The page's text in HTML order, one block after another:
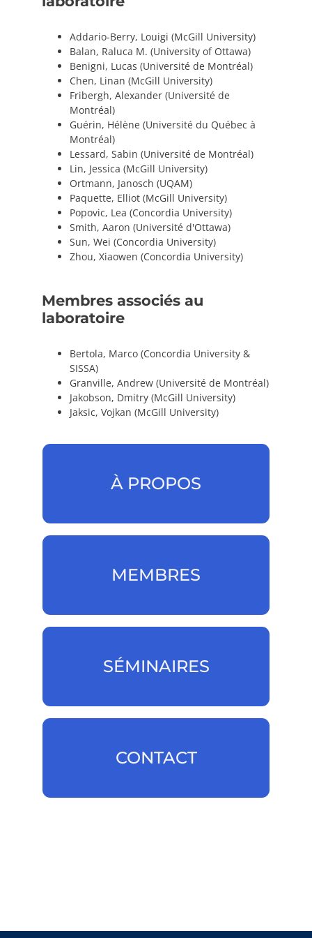
Ressources
Abonnement à l’infolettre
Addario-Berry, Louigi (McGill University)
Balan, Raluca M. (University of Ottawa)
Benigni, Lucas (Université de Montréal)
Chen, Linan (McGill University)
Fribergh, Alexander (Université de
Montréal)
Guérin, Hélène (Université du Québec à
Montréal)
Lessard, Sabin (Université de Montréal)
Lin, Jessica (McGill University)
Ortmann, Janosch (UQAM)
Paquette, Elliot (McGill University)
Popovic, Lea (Concordia University)
Smith, Aaron (Université d'Ottawa)
Sun, Wei (Concordia University)
Zhou, Xiaowen (Concordia University)
Membres associés au
laboratoire
Bertola, Marco (Concordia University &
SISSA)
Granville, Andrew (Université de Montréal)
Jakobson, Dmitry (McGill University)
Jaksic, Vojkan (McGill University)
À PROPOS
À PROPOS
MEMBRES
MEMBRES & STAGIAIRES
SÉMINAIRES
SÉMINAIRES
CONTACT
CONTACT